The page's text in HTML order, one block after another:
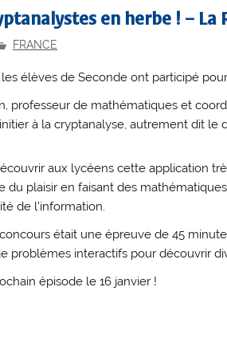
en herbe ! – La
FRANCE
élèves de Seconde ont participé
professeur de mathématiques et
à la cryptanalyse, autrement dit
aux lycéens cette application
du plaisir en faisant des
de l’information.
était une épreuve de 45
problèmes interactifs pour découvrir
épisode le 16 janvier !